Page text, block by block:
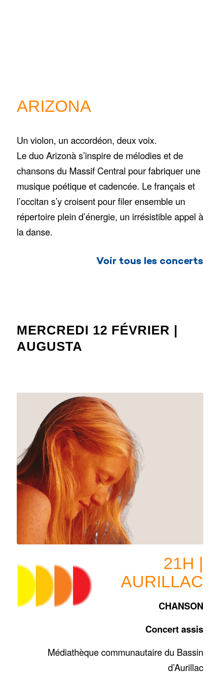
ARIZONA
Un violon, un accordéon, deux voix.
Le duo Arizonà s’inspire de mélodies et de
chansons du Massif Central pour fabriquer une
musique poétique et cadencée. Le français et
l’occitan s’y croisent pour filer ensemble un
répertoire plein d’énergie, un irrésistible appel à
la danse.
Voir tous les concerts
MERCREDI 12 FÉVRIER |
AUGUSTA
21H |
AURILLAC
CHANSON
Concert assis
Médiathèque communautaire du Bassin
d’Aurillac